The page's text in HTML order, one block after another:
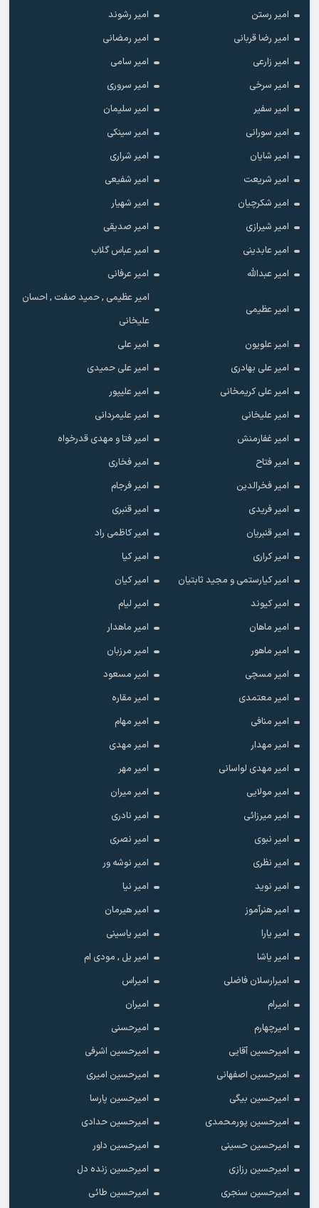
امیر رستن
امیر رشوند
امیر رضا قربانی
امیر رمضانی
امیر زارعی
امیر سامی
امیر سرخی
امیر سروری
امیر سفیر
امیر سلیمان
امیر سورانی
امیر سینکی
امیر شایان
امیر شراری
امیر شریعت
امیر شفیعی
امیر شکرچیان
امیر شهیار
امیر شیرازی
امیر صدیقی
امیر عابدینی
امیر عباس گلاب
امیر عبدالله
امیر عرفانی
امیر عظیمی
امیر عظیمی , حمید صفت , احسان
علیخانی
امیر علویون
امیر علی
امیر علی بهادری
امیر علی حمیدی
امیر علی کریمخانی
امیر علیپور
امیر علیخانی
امیر علیمردانی
امیر غفارمنش
امیر فتا و مهدی قدرخواه
امیر فتاح
امیر فخاری
امیر فخرالدین
امیر فرجام
امیر فریدی
امیر قنبری
امیر قنبریان
امیر کاظمی راد
امیر کراری
امیر کیا
امیر کیارستمی و مجید ثابتیان
امیر کیان
امیر کیوند
امیر لیام
امیر ماهان
امیر ماهدار
امیر ماهور
امیر مرزبان
امیر مسچی
امیر مسعود
امیر معتمدی
امیر مقاره
امیر منافی
امیر مهام
امیر مهدار
امیر مهدی
امیر مهدی لواسانی
امیر مهر
امیر مولایی
امیر میران
امیر میرزائی
امیر نادری
امیر نبوی
امیر نصری
امیر نظری
امیر نوشه ور
امیر نوید
امیر نیا
امیر هنرآموز
امیر هیرمان
امیر یارا
امیر یاسینی
امیر یاشا
امیر یل , مودی ام
امیرارسلان فاضلی
امیراس
امیرام
امیران
امیرچهارم
امیرحسنی
امیرحسین آقایی
امیرحسین اشرفی
امیرحسین اصفهانی
امیرحسین امیری
امیرحسین بیگی
امیرحسین پارسا
امیرحسین پورمحمدی
امیرحسین حدادی
امیرحسین حسینی
امیرحسین داور
امیرحسین رزازی
امیرحسین زنده دل
امیرحسین سنجری
امیرحسین طائی